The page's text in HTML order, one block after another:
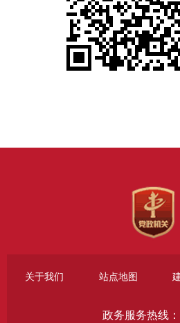
关于我们 站点地图
政务服务热线